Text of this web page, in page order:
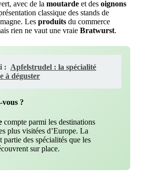
avec de la moutarde et des oignons
classique des stands de
Les produits du commerce
rien ne vaut une vraie Bratwurst.
: Apfelstrudel : la spécialité
à déguster
vous ?
compte parmi les destinations
plus visitées d’Europe. La
des spécialités que les
sur place.